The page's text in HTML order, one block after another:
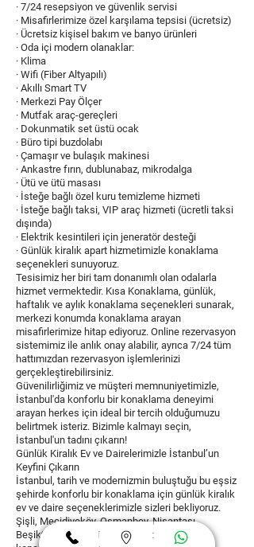
· 7/24 resepsiyon ve güvenlik servisi
· Misafirlerimize özel karşılama tepsisi (ücretsiz)
· Ücretsiz kişisel bakım ve banyo ürünleri
· Oda içi modern olanaklar:
· Klima
· Wifi (Fiber Altyapılı)
· Akıllı Smart TV
· Merkezi Pay Ölçer
· Mutfak araç-gereçleri
· Dokunmatik set üstü ocak
· Büro tipi buzdolabı
· Çamaşır ve bulaşık makinesi
· Ankastre fırın, dublunabaz, mikrodalga
· Ütü ve ütü masası
· İsteğe bağlı özel kuru temizleme hizmeti
· İsteğe bağlı taksi, VIP araç hizmeti (ücretli taksi
dışında)
· Elektrik kesintileri için jeneratör desteği
· Günlük kiralık apart hizmetimizle konaklama
seçenekleri sunuyoruz.
Tesisimiz her biri tam donanımlı olan odalarla
hizmet vermektedir. Kısa Konaklama, günlük,
haftalık ve aylık konaklama seçenekleri sunarak,
merkezi konumda konaklama arayan
misafirlerimize hitap ediyoruz. Online rezervasyon
sistemimiz ile anlık onay alabilir, ayrıca 7/24 tüm
hattımızdan rezervasyon işlemlerinizi
gerçekleştirebilirsiniz.
Güvenilirliğimiz ve müşteri memnuniyetimizle,
İstanbul'da konforlu bir konaklama deneyimi
arayan herkes için ideal bir tercih olduğumuzu
belirtmek isteriz. Bizimle kalmayı seçin,
İstanbul'un tadını çıkarın!
Günlük Kiralık Ev ve Dairelerimizle İstanbul’un
Keyfini Çıkarın
İstanbul, tarih ve modernizmin buluştuğu bu eşsiz
şehirde konforlu bir konaklama için günlük kiralık
ev ve daire seçeneklerimizle sizleri bekliyoruz.
Şişli, Mecidiyeköy, Osmanbey, Nişantaşı,
Beşiktaş, Levent, Taksim ve Bomonti’deki